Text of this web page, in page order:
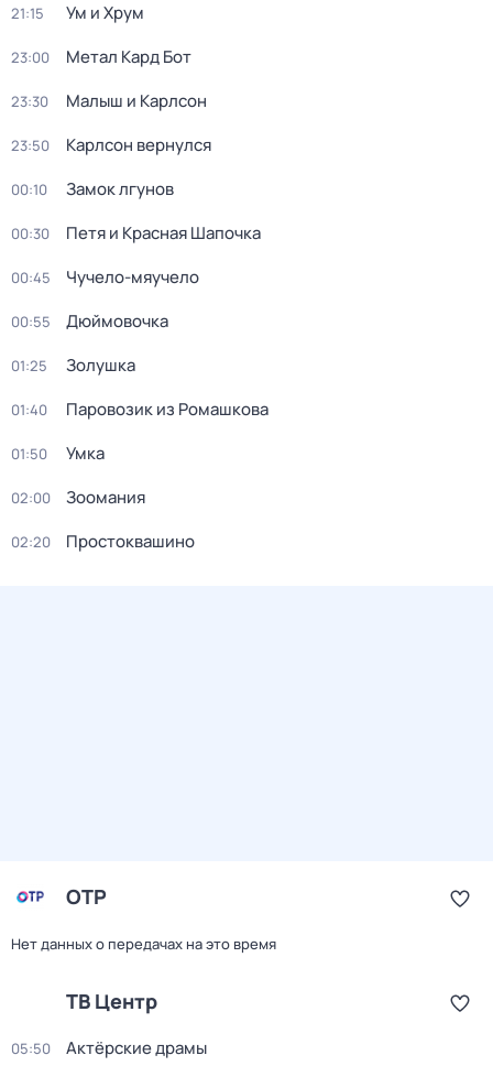
21:15 Ум и Хрум
23:00 Метал Кард Бот
23:30 Малыш и Карлсон
23:50 Карлсон вернулся
00:10 Замок лгунов
00:30 Петя и Красная Шапочка
00:45 Чучело-мяучело
00:55 Дюймовочка
01:25 Золушка
01:40 Паровозик из Ромашкова
01:50 Умка
02:00 Зоомания
02:20 Простоквашино
ОТР
Нет данных о передачах на это время
ТВ Центр
05:50 Актёрские драмы